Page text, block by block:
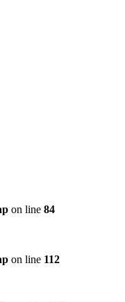
on line 84
on line 112